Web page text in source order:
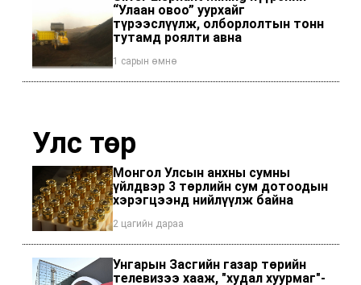
“Улаан овоо” уурхайг
түрээслүүлж, олборлолтын тонн
тутамд роялти авна
1 сарын өмнө
Улс төр
Монгол Улсын анхны сумны
үйлдвэр 3 төрлийн сум дотоодын
хэрэгцээнд нийлүүлж байна
2 цагийн дараа
Унгарын Засгийн газар төрийн
телевизээ хааж, "худал хуурмаг"-